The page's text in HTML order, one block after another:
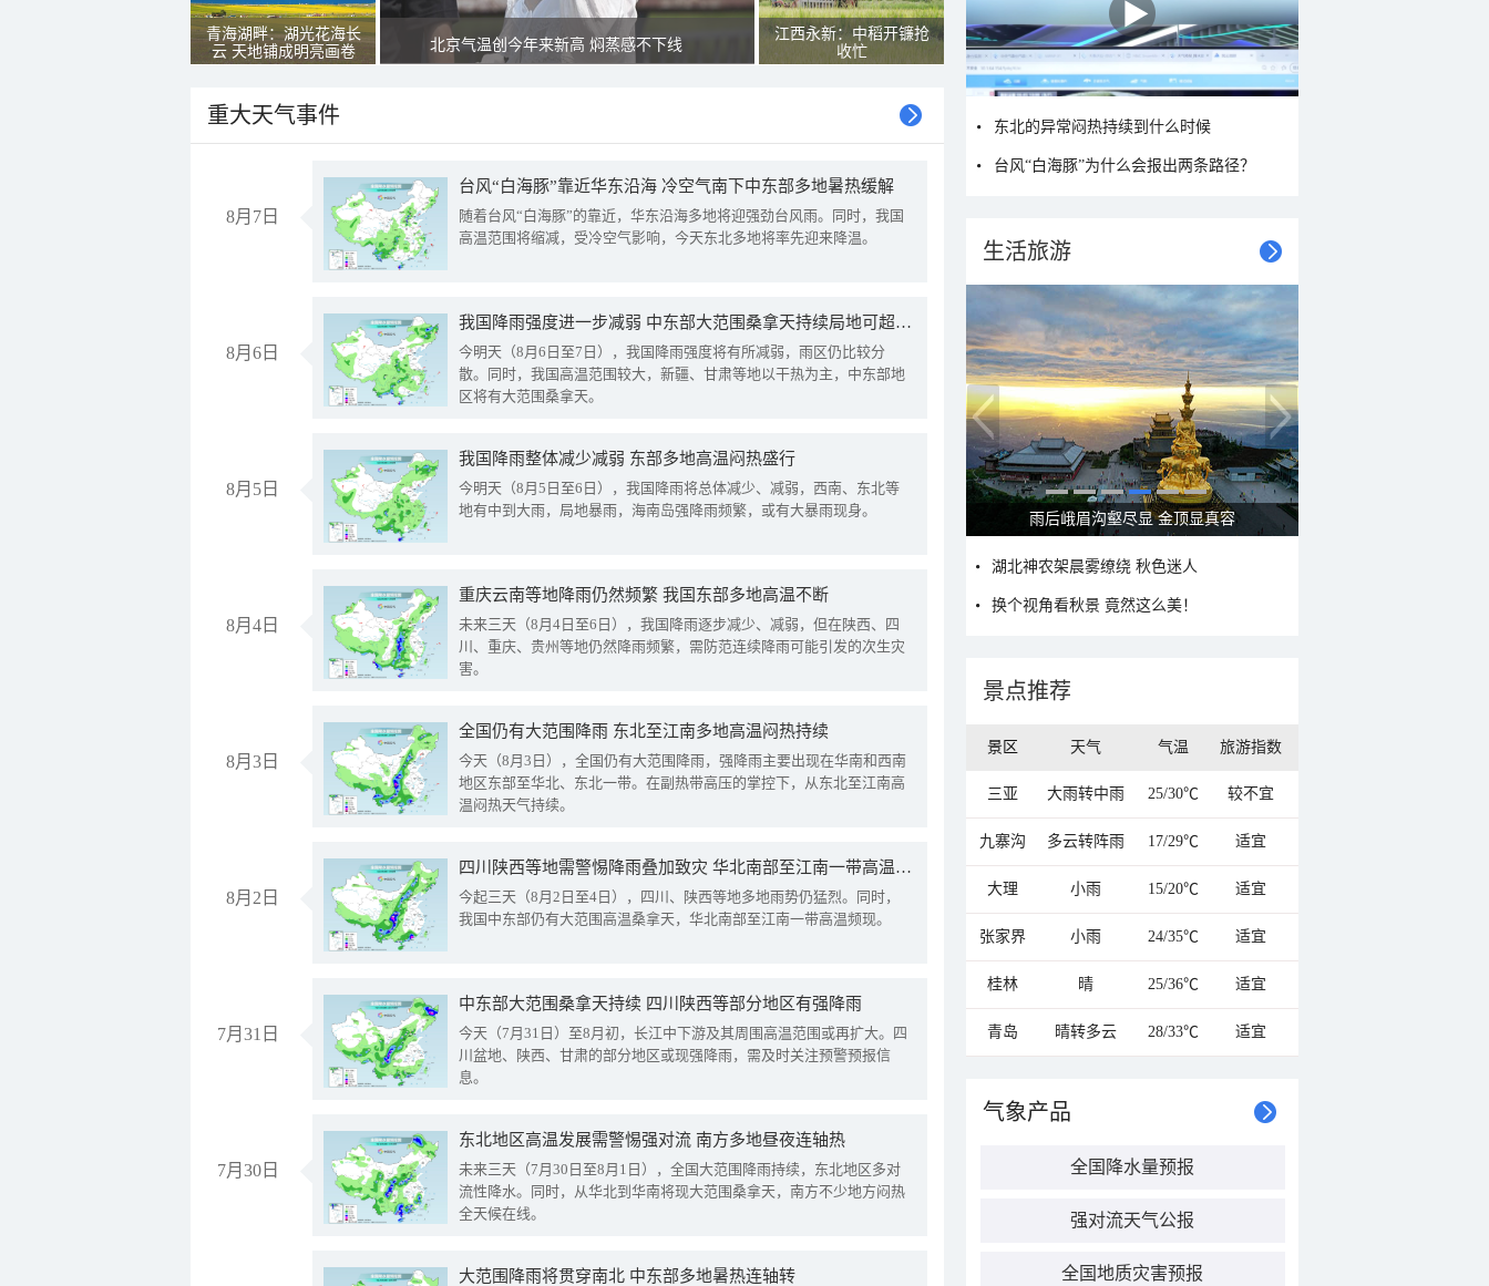
青海湖畔：湖光花海长
云 天地铺成明亮画卷
北京气温创今年来新高 焖蒸感不下线
江西永新：中稻开镰抢
收忙
重大天气事件
8月7日
台风“白海豚”靠近华东沿海 冷空气南下中东部多地暑热缓解
随着台风“白海豚”的靠近，华东沿海多地将迎强劲台风雨。同时，我国
高温范围将缩减，受冷空气影响，今天东北多地将率先迎来降温。
8月6日
我国降雨强度进一步减弱 中东部大范围桑拿天持续局地可超38℃
今明天（8月6日至7日），我国降雨强度将有所减弱，雨区仍比较分
散。同时，我国高温范围较大，新疆、甘肃等地以干热为主，中东部地
区将有大范围桑拿天。
8月5日
我国降雨整体减少减弱 东部多地高温闷热盛行
今明天（8月5日至6日），我国降雨将总体减少、减弱，西南、东北等
地有中到大雨，局地暴雨，海南岛强降雨频繁，或有大暴雨现身。
8月4日
重庆云南等地降雨仍然频繁 我国东部多地高温不断
未来三天（8月4日至6日），我国降雨逐步减少、减弱，但在陕西、四
川、重庆、贵州等地仍然降雨频繁，需防范连续降雨可能引发的次生灾
害。
8月3日
全国仍有大范围降雨 东北至江南多地高温闷热持续
今天（8月3日），全国仍有大范围降雨，强降雨主要出现在华南和西南
地区东部至华北、东北一带。在副热带高压的掌控下，从东北至江南高
温闷热天气持续。
8月2日
四川陕西等地需警惕降雨叠加致灾 华北南部至江南一带高温频现
今起三天（8月2日至4日），四川、陕西等地多地雨势仍猛烈。同时，
我国中东部仍有大范围高温桑拿天，华北南部至江南一带高温频现。
7月31日
中东部大范围桑拿天持续 四川陕西等部分地区有强降雨
今天（7月31日）至8月初，长江中下游及其周围高温范围或再扩大。四
川盆地、陕西、甘肃的部分地区或现强降雨，需及时关注预警预报信
息。
7月30日
东北地区高温发展需警惕强对流 南方多地昼夜连轴热
未来三天（7月30日至8月1日），全国大范围降雨持续，东北地区多对
流性降水。同时，从华北到华南将现大范围桑拿天，南方不少地方闷热
全天候在线。
大范围降雨将贯穿南北 中东部多地暑热连轴转
东北的异常闷热持续到什么时候
台风“白海豚”为什么会报出两条路径？
生活旅游
雨后峨眉沟壑尽显 金顶显真容
湖北神农架晨雾缭绕 秋色迷人
换个视角看秋景 竟然这么美！
景点推荐
景区 天气 气温 旅游指数
三亚 大雨转中雨 25/30℃ 较不宜
九寨沟 多云转阵雨 17/29℃ 适宜
大理 小雨 15/20℃ 适宜
张家界 小雨 24/35℃ 适宜
桂林 晴 25/36℃ 适宜
青岛 晴转多云 28/33℃ 适宜
气象产品
全国降水量预报
强对流天气公报
全国地质灾害预报